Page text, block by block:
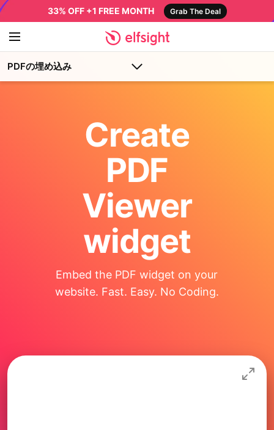
33% OFF +1 FREE MONTH Grab The Deal
PDFの埋め込み
Create
PDF
Viewer
widget
Embed the PDF widget on your
website. Fast. Easy. No Coding.